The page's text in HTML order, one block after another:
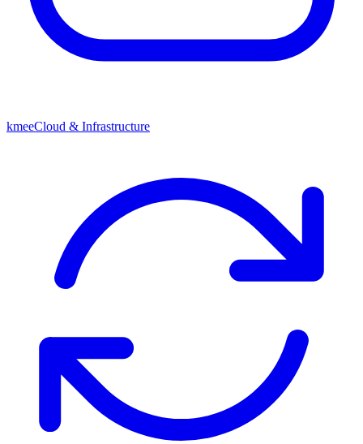
kmeeCloud & Infrastructure